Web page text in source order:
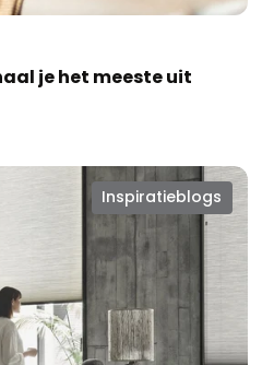
je het meeste uit
Inspiratieblogs